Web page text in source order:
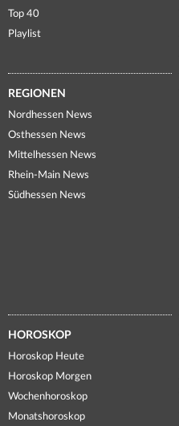
Top 40
Playlist
REGIONEN
Nordhessen News
Osthessen News
Mittelhessen News
Rhein-Main News
Südhessen News
HOROSKOP
Horoskop Heute
Horoskop Morgen
Wochenhoroskop
Monatshoroskop